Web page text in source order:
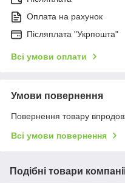
Оплата на рахунок
Післяплата "Укрпошта"
Всі умови оплати
Умови повернення
Повернення товару
Всі умови повернення
Подібні товари